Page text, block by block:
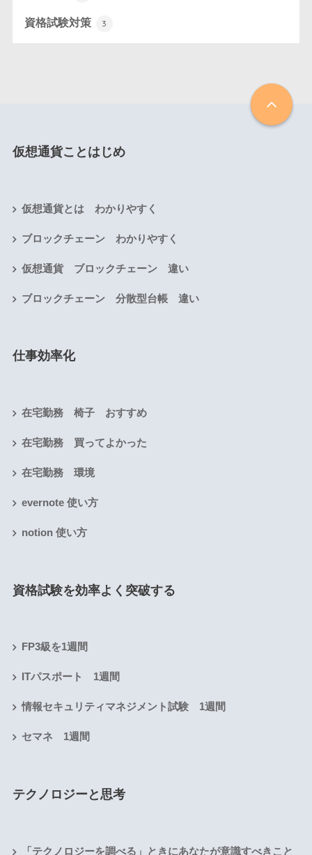
資格試験対策 3
仮想通貨ことはじめ
仮想通貨とは わかりやすく
ブロックチェーン わかりやすく
仮想通貨 ブロックチェーン 違い
ブロックチェーン 分散型台帳 違い
仕事効率化
在宅勤務 椅子 おすすめ
在宅勤務 買ってよかった
在宅勤務 環境
evernote 使い方
notion 使い方
資格試験を効率よく突破する
FP3級を1週間
ITパスポート 1週間
情報セキュリティマネジメント試験 1週間
セマネ 1週間
テクノロジーと思考
「テクノロジーを調べる」ときにあなたが意識すべきこと